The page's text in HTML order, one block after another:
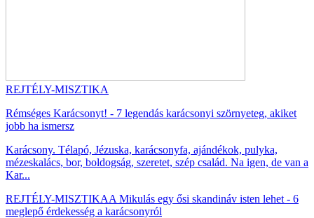
REJTÉLY-MISZTIKA
Rémséges Karácsonyt! - 7 legendás karácsonyi szörnyeteg, akiket
jobb ha ismersz
Karácsony. Télapó, Jézuska, karácsonyfa, ajándékok, pulyka,
mézeskalács, bor, boldogság, szeretet, szép család. Na igen, de van a
Kar...
REJTÉLY-MISZTIKAA Mikulás egy ősi skandináv isten lehet - 6
meglepő érdekesség a karácsonyról